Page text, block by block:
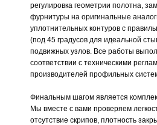
регулировка геометрии полотна,
фурнитуры на оригинальные
уплотнительных контуров с
(под 45 градусов для идеальной
подвижных узлов. Все работы
соответствии с техническими
производителей профильных
Финальным шагом является
Мы вместе с вами проверяем
отсутствие скрипов, плотность